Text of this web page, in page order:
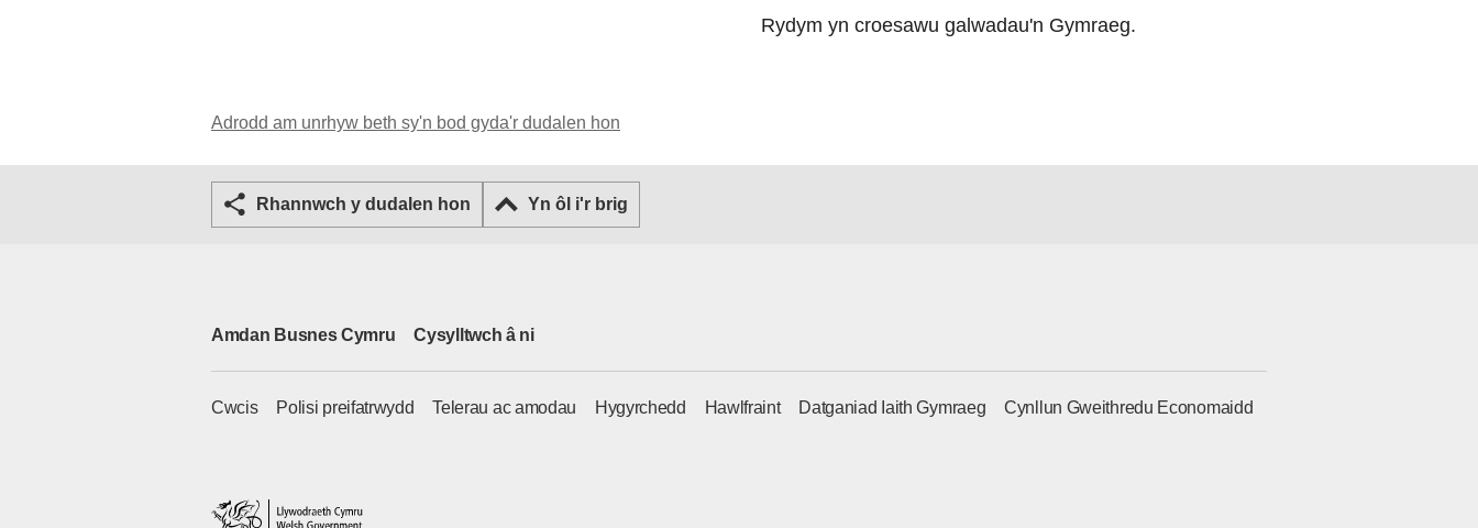
Rydym yn croesawu galwadau'n Gymraeg.
Adrodd am unrhyw beth sy'n bod gyda'r dudalen hon
Rhannwch y dudalen hon Yn ôl i'r brig
Amdan Busnes Cymru Cysylltwch â ni
Cwcis Polisi preifatrwydd Telerau ac amodau Hygyrchedd Hawlfraint Datganiad Iaith Gymraeg Cynllun Gweithredu Economaidd